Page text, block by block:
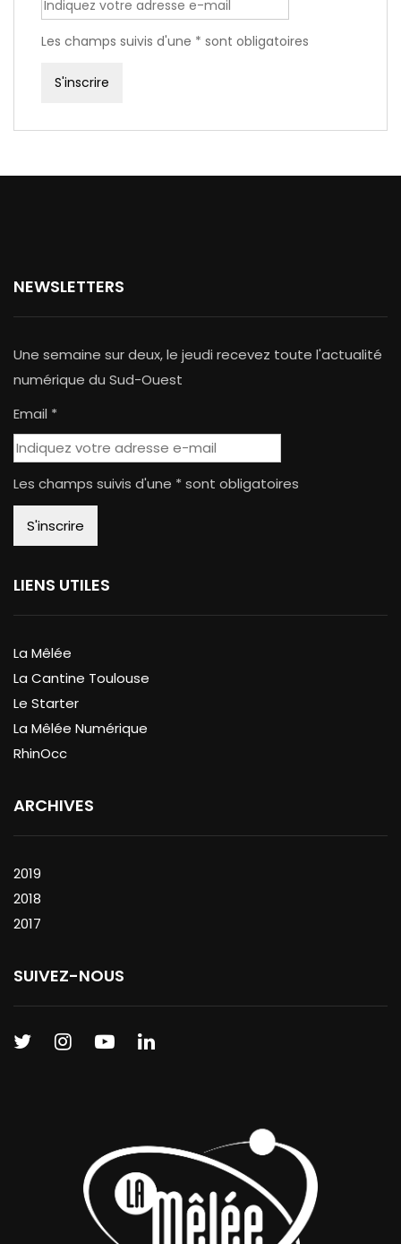
Les champs suivis d'une * sont obligatoires
NEWSLETTERS
Une semaine sur deux, le jeudi recevez toute l'actualité
numérique du Sud-Ouest
Email *
Les champs suivis d'une * sont obligatoires
LIENS UTILES
La Mêlée
La Cantine Toulouse
Le Starter
La Mêlée Numérique
RhinOcc
ARCHIVES
2019
2018
2017
SUIVEZ-NOUS